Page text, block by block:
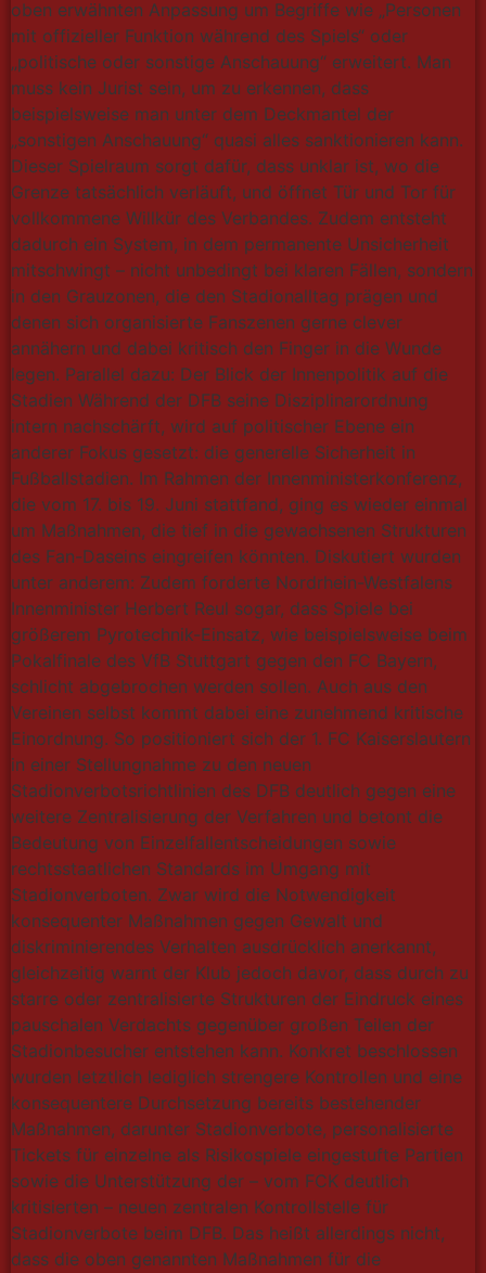
oben erwähnten Anpassung um Begriffe wie „Personen
mit offizieller Funktion während des Spiels“ oder
„politische oder sonstige Anschauung“ erweitert. Man
muss kein Jurist sein, um zu erkennen, dass
beispielsweise man unter dem Deckmantel der
„sonstigen Anschauung“ quasi alles sanktionieren kann.
Dieser Spielraum sorgt dafür, dass unklar ist, wo die
Grenze tatsächlich verläuft, und öffnet Tür und Tor für
vollkommene Willkür des Verbandes. Zudem entsteht
dadurch ein System, in dem permanente Unsicherheit
mitschwingt – nicht unbedingt bei klaren Fällen, sondern
in den Grauzonen, die den Stadionalltag prägen und
denen sich organisierte Fanszenen gerne clever
annähern und dabei kritisch den Finger in die Wunde
legen. Parallel dazu: Der Blick der Innenpolitik auf die
Stadien Während der DFB seine Disziplinarordnung
intern nachschärft, wird auf politischer Ebene ein
anderer Fokus gesetzt: die generelle Sicherheit in
Fußballstadien. Im Rahmen der Innenministerkonferenz,
die vom 17. bis 19. Juni stattfand, ging es wieder einmal
um Maßnahmen, die tief in die gewachsenen Strukturen
des Fan-Daseins eingreifen könnten. Diskutiert wurden
unter anderem: Zudem forderte Nordrhein-Westfalens
Innenminister Herbert Reul sogar, dass Spiele bei
größerem Pyrotechnik-Einsatz, wie beispielsweise beim
Pokalfinale des VfB Stuttgart gegen den FC Bayern,
schlicht abgebrochen werden sollen. Auch aus den
Vereinen selbst kommt dabei eine zunehmend kritische
Einordnung. So positioniert sich der 1. FC Kaiserslautern
in einer Stellungnahme zu den neuen
Stadionverbotsrichtlinien des DFB deutlich gegen eine
weitere Zentralisierung der Verfahren und betont die
Bedeutung von Einzelfallentscheidungen sowie
rechtsstaatlichen Standards im Umgang mit
Stadionverboten. Zwar wird die Notwendigkeit
konsequenter Maßnahmen gegen Gewalt und
diskriminierendes Verhalten ausdrücklich anerkannt,
gleichzeitig warnt der Klub jedoch davor, dass durch zu
starre oder zentralisierte Strukturen der Eindruck eines
pauschalen Verdachts gegenüber großen Teilen der
Stadionbesucher entstehen kann. Konkret beschlossen
wurden letztlich lediglich strengere Kontrollen und eine
konsequentere Durchsetzung bereits bestehender
Maßnahmen, darunter Stadionverbote, personalisierte
Tickets für einzelne als Risikospiele eingestufte Partien
sowie die Unterstützung der – vom FCK deutlich
kritisierten – neuen zentralen Kontrollstelle für
Stadionverbote beim DFB. Das heißt allerdings nicht,
dass die oben genannten Maßnahmen für die